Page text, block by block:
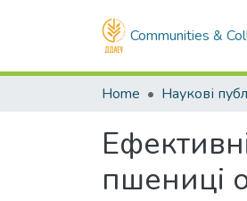
Communities &
Home Наукові
пшениці